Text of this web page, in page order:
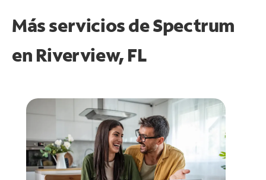
Más servicios de Spectrum
en Riverview, FL